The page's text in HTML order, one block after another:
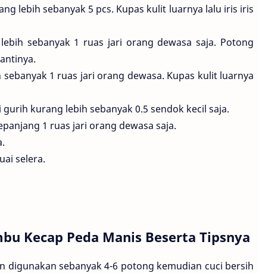
lebih sebanyak 5 pcs. Kupas kulit luarnya lalu iris iris
sebanyak 1 ruas jari orang dewasa saja. Potong
1 ruas jari orang dewasa. Kupas kulit luarnya
kurang lebih sebanyak 0.5 sendok kecil saja.
1 ruas jari orang dewasa saja.
selera.
Kecap Peda Manis Beserta Tipsnya
digunakan sebanyak 4-6 potong kemudian cuci bersih